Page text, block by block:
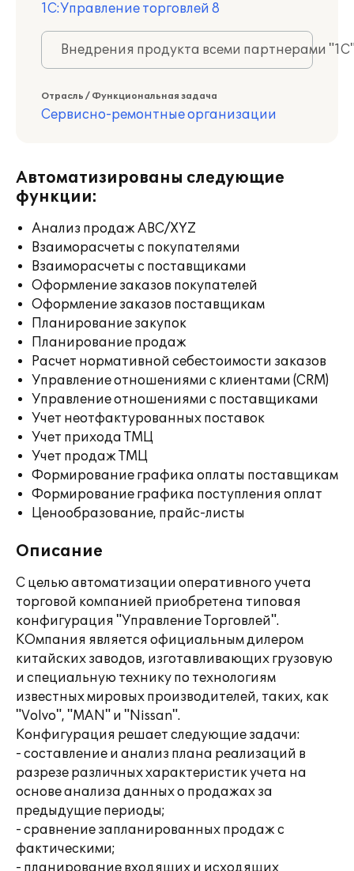
1С:Управление торговлей 8
Внедрения продукта всеми партнерами
Отрасль / Функциональная задача
Сервисно-ремонтные организации
Автоматизированы следующие
функции:
Анализ продаж ABC/XYZ
Взаиморасчеты с покупателями
Взаиморасчеты с поставщиками
Оформление заказов покупателей
Оформление заказов поставщикам
Планирование закупок
Планирование продаж
Расчет нормативной себестоимости заказов
Управление отношениями с клиентами (CRM)
Управление отношениями с поставщиками
Учет неотфактурованных поставок
Учет прихода ТМЦ
Учет продаж ТМЦ
Формирование графика оплаты поставщикам
Формирование графика поступления оплат
Ценообразование, прайс-листы
Описание
С целью автоматизации оперативного учета
торговой компанией приобретена типовая
конфигурация "Управление Торговлей".
КОмпания является официальным дилером
китайских заводов, изготавливающих грузовую
и специальную технику по технологиям
известных мировых производителей, таких, как
"Volvo", "MAN" и "Nissan".
Конфигурация решает следующие задачи:
- составление и анализ плана реализаций в
разрезе различных характеристик учета на
основе анализа данных о продажах за
предыдущие периоды;
- сравнение запланированных продаж с
фактическими;
- планирование входящих и исходящих